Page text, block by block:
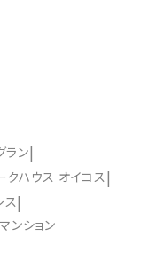
ラン
クハウス オイコス
ス
ンション